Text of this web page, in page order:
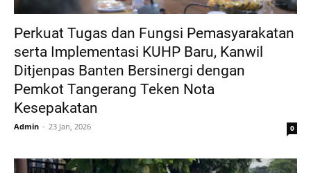
Perkuat Tugas dan Fungsi Pemasyarakatan
serta Implementasi KUHP Baru, Kanwil
Ditjenpas Banten Bersinergi dengan
Pemkot Tangerang Teken Nota
Kesepakatan
Admin 23 Jan, 2026 0